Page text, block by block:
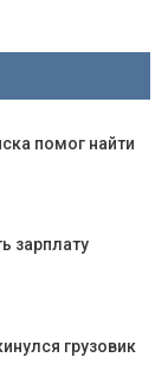
помог найти
зарплату
грузовик